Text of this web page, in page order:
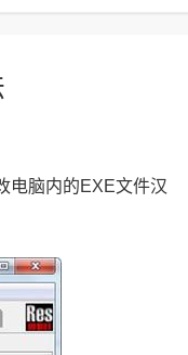
电脑内的EXE文件汉